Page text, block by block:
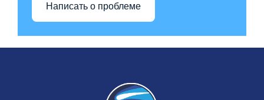
Написать о проблеме